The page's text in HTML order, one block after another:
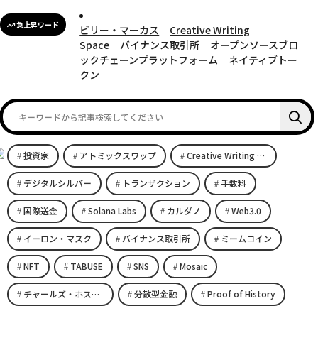
急上昇ワード ビリー・マーカス
Creative Writing
Space
バイナンス取引所
オープンソースブロ
ックチェーンプラットフォーム
ネイティブトー
クン
投資家 アトミックスワップ Creative Writing Space
デジタルシルバー トランザクション 手数料
国際送金 Solana Labs カルダノ Web3.0
イーロン・マスク バイナンス取引所 ミームコイン
NFT TABUSE SNS Mosaic
チャールズ・ホスキンソン 分散型金融 Proof of History